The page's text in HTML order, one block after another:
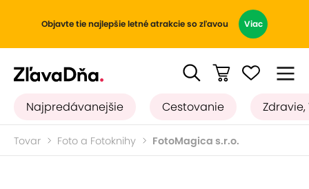
Objavte tie najlepšie letné atrakcie so zľavou Viac
Najpredávanejšie Cestovanie Zdravie,
Tovar Foto a Fotoknihy FotoMagica s.r.o.